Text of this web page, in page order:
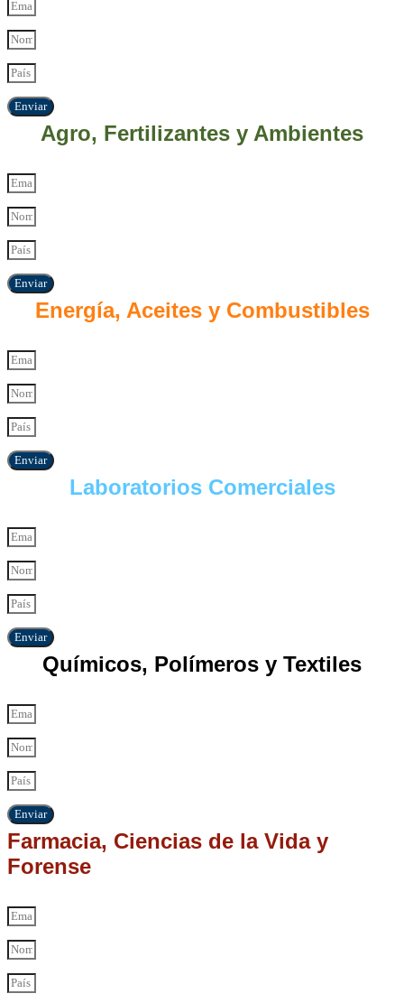
Enviar
Agro, Fertilizantes y Ambientes
Enviar
Energía, Aceites y Combustibles
Enviar
Laboratorios Comerciales
Enviar
Químicos, Polímeros y Textiles
Enviar
Farmacia, Ciencias de la Vida y
Forense